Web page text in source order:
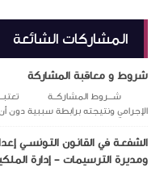
المشاركات الشائعة
شروط و معاقبة المشاركة
شـــروط المشاركــة تعتبــر
الإجرامي ونتيجته برابطة سببية دون
الشفعـة في القانـون التـونســي
ومديرة الترسيمات – إدارة